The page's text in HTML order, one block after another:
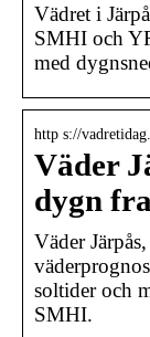
Vädret i
SMHI och
med
http s://
Väder
dygn
Väder
soltider och
SMHI.